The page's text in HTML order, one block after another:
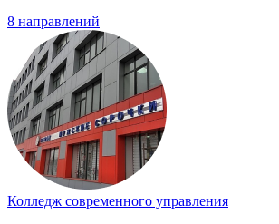
8 направлений
Колледж современного управления